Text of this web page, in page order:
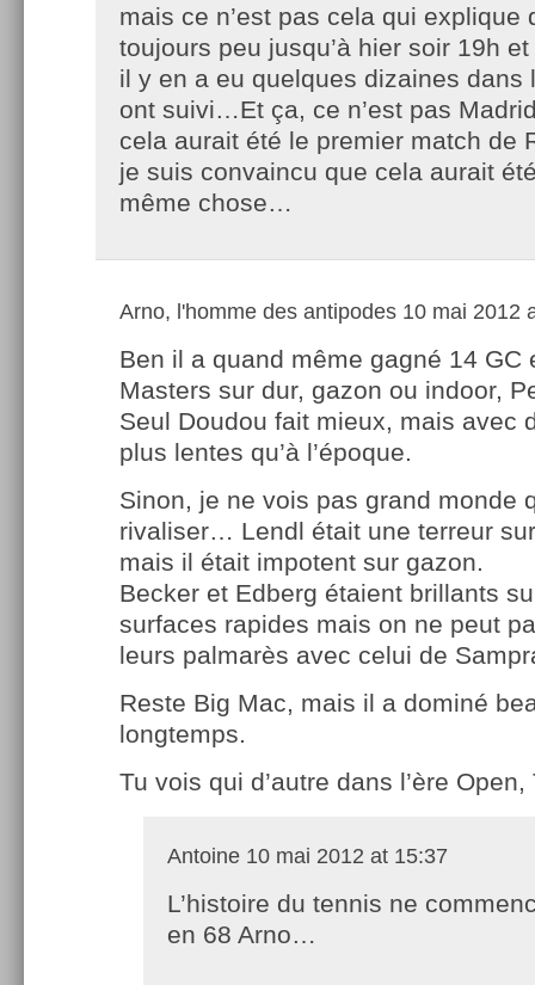
mais ce n’est pas cela qui explique
toujours peu jusqu’à hier soir 19h
il y en a eu quelques dizaines dans
ont suivi…Et ça, ce n’est pas
cela aurait été le premier match de
je suis convaincu que cela aurait
même chose…
Arno, l'homme des antipodes 10 mai 2012
Ben il a quand même gagné 14 GC
Masters sur dur, gazon ou indoor,
Seul Doudou fait mieux, mais avec
plus lentes qu’à l’époque.
Sinon, je ne vois pas grand monde
rivaliser… Lendl était une terreur
mais il était impotent sur gazon.
Becker et Edberg étaient brillants
surfaces rapides mais on ne peut
leurs palmarès avec celui de
Reste Big Mac, mais il a dominé
longtemps.
Tu vois qui d’autre dans l’ère Open,
Antoine 10 mai 2012 at 15:37
L’histoire du tennis ne
en 68 Arno…